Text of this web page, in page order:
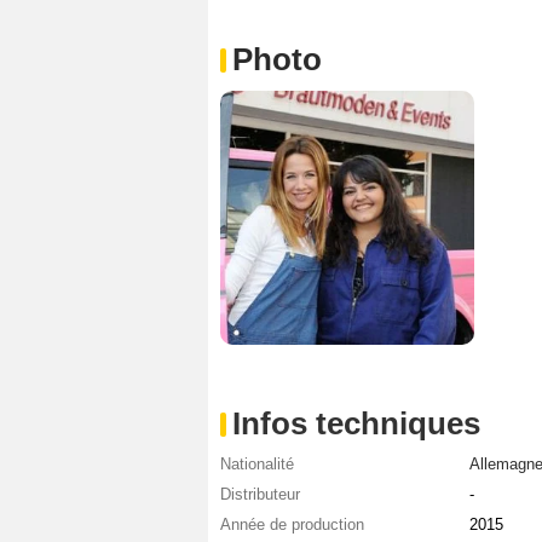
Photo
Infos techniques
Nationalité
Allemagne
Distributeur
-
Année de production
2015